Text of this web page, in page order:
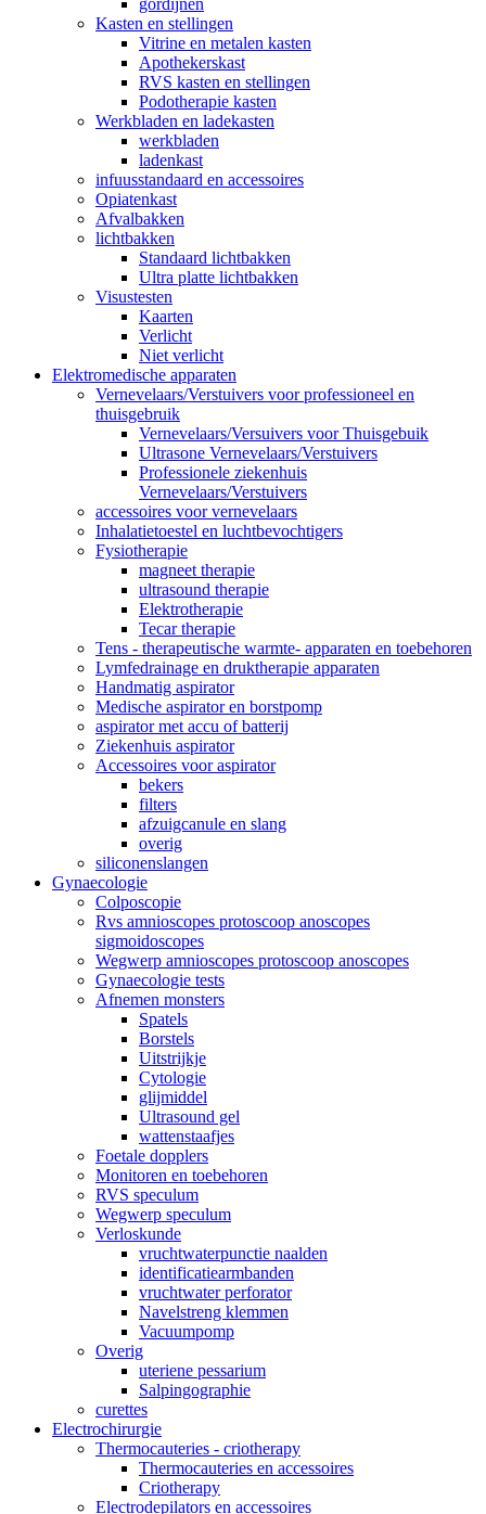
Kasten en stellingen
Vitrine en metalen kasten
Apothekerskast
RVS kasten en stellingen
Podotherapie kasten
Werkbladen en ladekasten
werkbladen
ladenkast
infuusstandaard en accessoires
Opiatenkast
Afvalbakken
lichtbakken
Standaard lichtbakken
Ultra platte lichtbakken
Visustesten
Kaarten
Verlicht
Niet verlicht
Elektromedische apparaten
Vernevelaars/Verstuivers voor professioneel en
thuisgebruik
Vernevelaars/Versuivers voor Thuisgebuik
Ultrasone Vernevelaars/Verstuivers
Professionele ziekenhuis
Vernevelaars/Verstuivers
accessoires voor vernevelaars
Inhalatietoestel en luchtbevochtigers
Fysiotherapie
magneet therapie
ultrasound therapie
Elektrotherapie
Tecar therapie
Tens - therapeutische warmte- apparaten en toebehoren
Lymfedrainage en druktherapie apparaten
Handmatig aspirator
Medische aspirator en borstpomp
aspirator met accu of batterij
Ziekenhuis aspirator
Accessoires voor aspirator
bekers
filters
afzuigcanule en slang
overig
siliconenslangen
Gynaecologie
Colposcopie
Rvs amnioscopes protoscoop anoscopes
sigmoidoscopes
Wegwerp amnioscopes protoscoop anoscopes
Gynaecologie tests
Afnemen monsters
Spatels
Borstels
Uitstrijkje
Cytologie
glijmiddel
Ultrasound gel
wattenstaafjes
Foetale dopplers
Monitoren en toebehoren
RVS speculum
Wegwerp speculum
Verloskunde
vruchtwaterpunctie naalden
identificatiearmbanden
vruchtwater perforator
Navelstreng klemmen
Vacuumpomp
Overig
uteriene pessarium
Salpingographie
curettes
Electrochirurgie
Thermocauteries - criotherapy
Thermocauteries en accessoires
Criotherapy
Electrodepilators en accessoires